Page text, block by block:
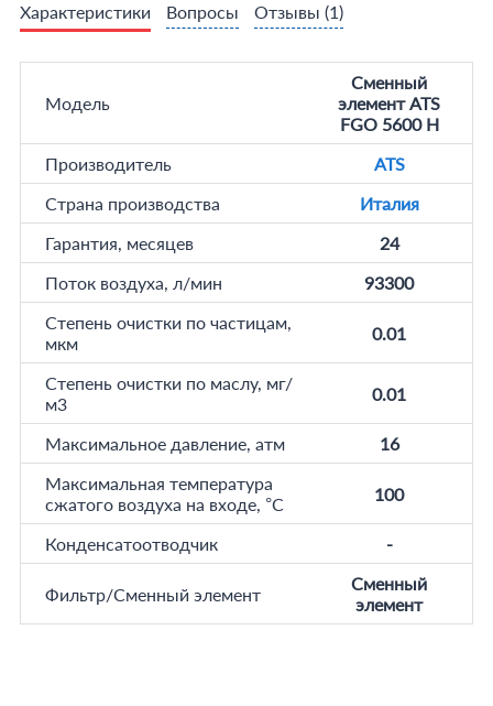
Характеристики Вопросы Отзывы (1)
Модель
Сменный
элемент ATS
FGO 5600 H
Производитель
ATS
Страна производства
Италия
Гарантия, месяцев
24
Поток воздуха, л/мин
93300
Степень очистки по частицам,
мкм
0.01
Степень очистки по маслу, мг/
м3
0.01
Максимальное давление, атм
16
Максимальная температура
сжатого воздуха на входе, °C
100
Конденсатоотводчик -
Фильтр/Сменный элемент
Сменный
элемент